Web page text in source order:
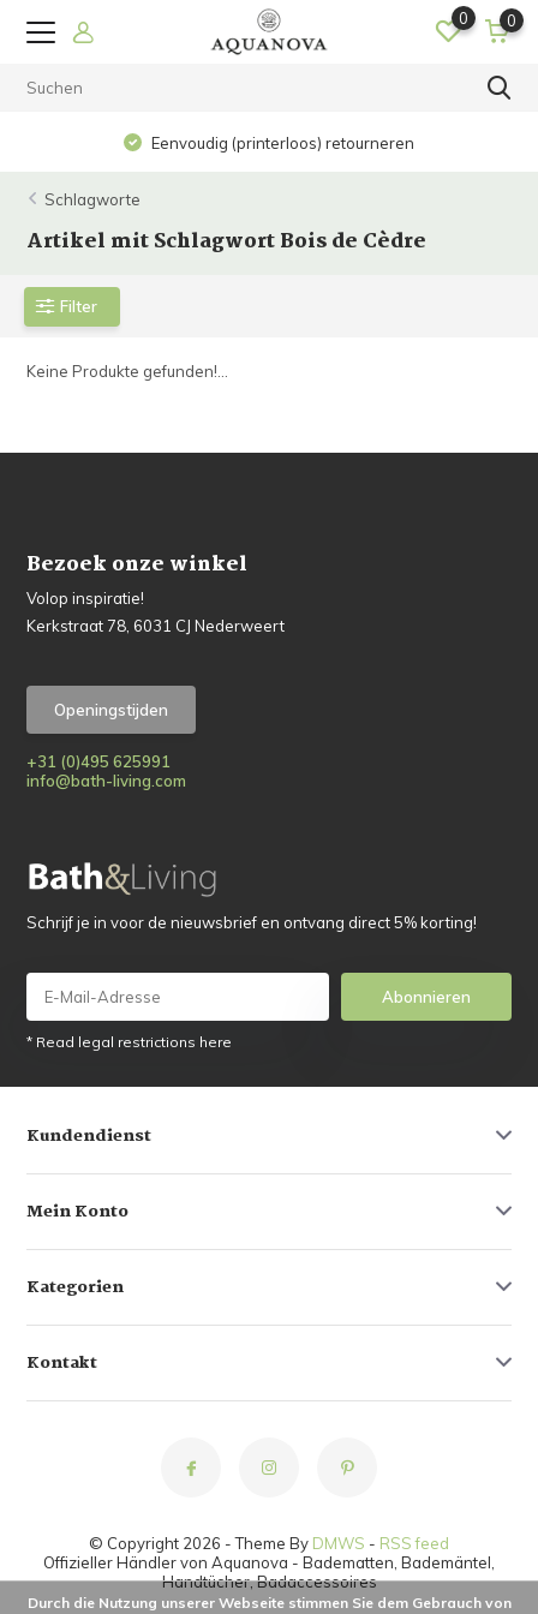
0 0
Eenvoudig (printerloos) retourneren
Schlagworte
Artikel mit Schlagwort Bois de Cèdre
Filter
Keine Produkte gefunden!...
Bezoek onze winkel
Volop inspiratie!
Kerkstraat 78, 6031 CJ Nederweert
Openingstijden
+31 (0)495 625991
info@bath-living.com
Schrijf je in voor de nieuwsbrief en ontvang direct 5% korting!
Abonnieren
* Read legal restrictions here
Kundendienst
Mein Konto
Kategorien
Kontakt
© Copyright 2026 - Theme By DMWS - RSS feed
Offizieller Händler von Aquanova - Badematten, Bademäntel,
Handtücher, Badaccessoires
Durch die Nutzung unserer Webseite stimmen Sie dem Gebrauch von